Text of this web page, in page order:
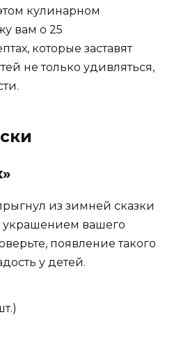
кулинарном
вам о 25
которые заставят
не только удивляться,
из зимней сказки
украшением вашего
появление такого
у детей.